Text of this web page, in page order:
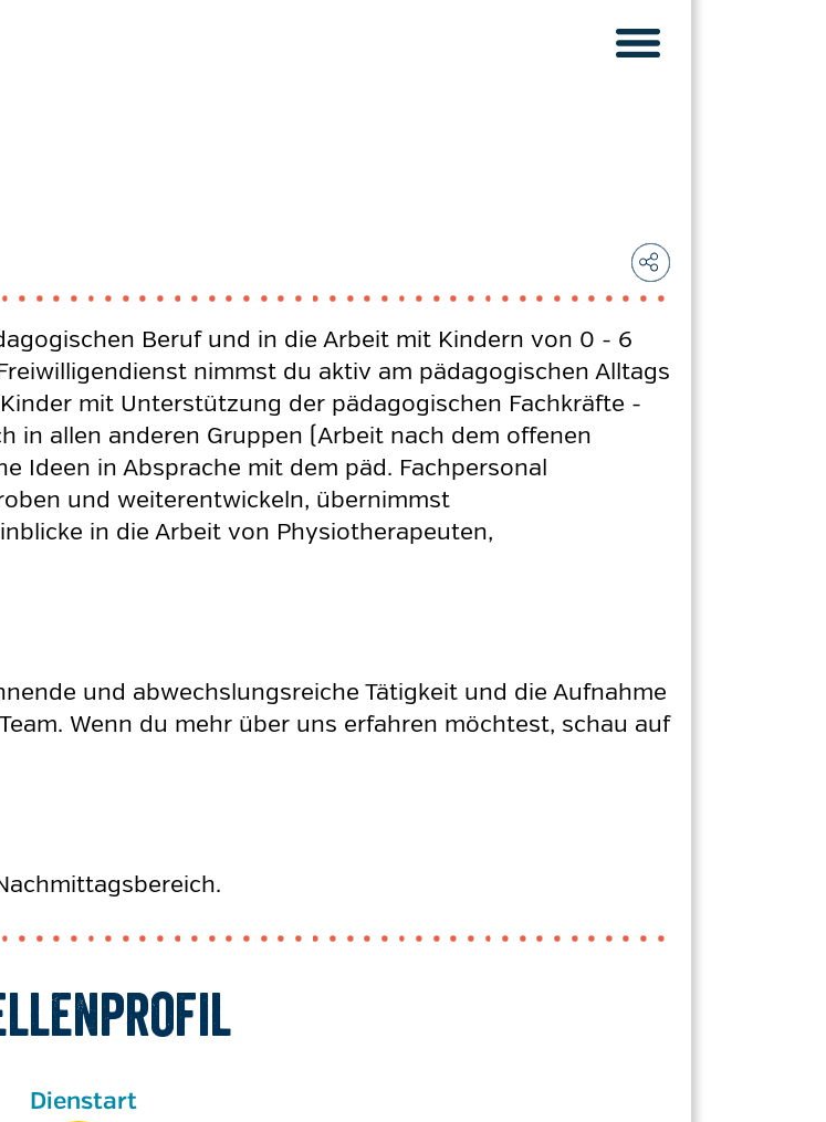
Beruf und in die Arbeit mit Kindern von 0 - 6
nimmst du aktiv am pädagogischen Alltags
mit Unterstützung der pädagogischen Fachkräfte -
in allen anderen Gruppen (Arbeit nach dem offenen
Ideen in Absprache mit dem päd. Fachpersonal
und weiterentwickeln, übernimmst
in die Arbeit von Physiotherapeuten,
und abwechslungsreiche Tätigkeit und die Aufnahme
Wenn du mehr über uns erfahren möchtest, schau auf